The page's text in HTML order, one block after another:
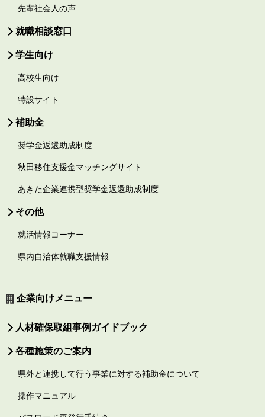
先輩社会人の声
就職相談窓口
学生向け
高校生向け
特設サイト
補助金
奨学金返還助成制度
秋田移住支援金マッチングサイト
あきた企業連携型奨学金返還助成制度
その他
就活情報コーナー
県内自治体就職支援情報
企業向けメニュー
人材確保取組事例ガイドブック
各種施策のご案内
県外と連携して行う事業に対する補助金について
操作マニュアル